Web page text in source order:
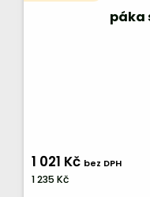
páka
1 021 Kč bez DPH
1 235 Kč